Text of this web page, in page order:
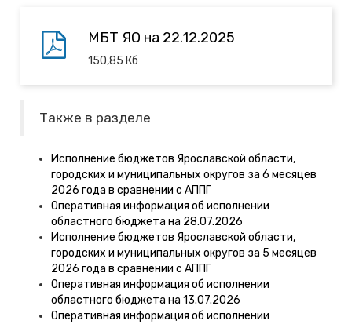
МБТ ЯО на 22.12.2025
150,85 Кб
Также в разделе
Исполнение бюджетов Ярославской области,
городских и муниципальных округов за 6 месяцев
2026 года в сравнении с АППГ
Оперативная информация об исполнении
областного бюджета на 28.07.2026
Исполнение бюджетов Ярославской области,
городских и муниципальных округов за 5 месяцев
2026 года в сравнении с АППГ
Оперативная информация об исполнении
областного бюджета на 13.07.2026
Оперативная информация об исполнении